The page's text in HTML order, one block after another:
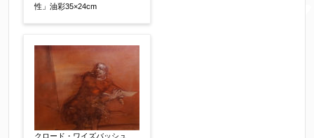
合わせください。
電話番号 【必須】
※携帯電話などご連絡が取りやすいお電話番号を
お願い致します。
性」油彩35×24cm
クロード・ワイズバッシュ